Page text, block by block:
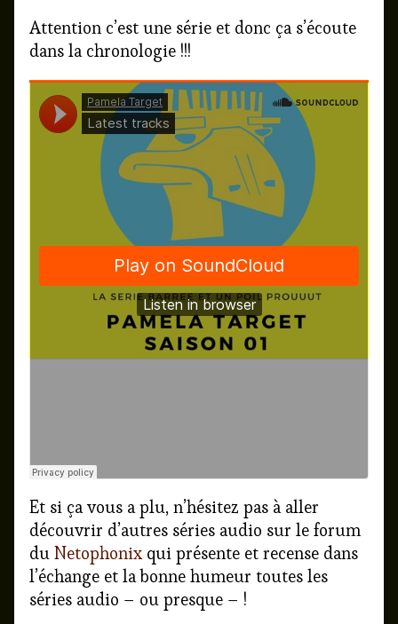
Attention c’est une série et donc ça s’écoute
dans la chronologie !!!
Et si ça vous a plu, n’hésitez pas à aller
découvrir d’autres séries audio sur le forum
du Netophonix qui présente et recense dans
l’échange et la bonne humeur toutes les
séries audio – ou presque – !